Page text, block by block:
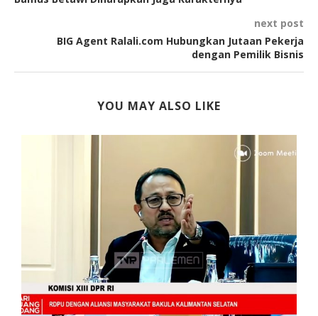
next post
BIG Agent Ralali.com Hubungkan Jutaan Pekerja
dengan Pemilik Bisnis
YOU MAY ALSO LIKE